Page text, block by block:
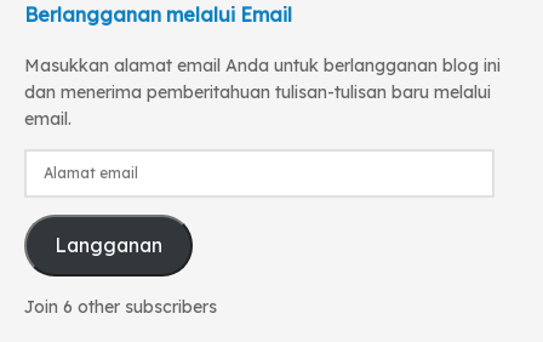
Berlangganan melalui Email
Masukkan alamat email Anda untuk berlangganan blog ini
dan menerima pemberitahuan tulisan-tulisan baru melalui
email.
Alamat
Langganan
Join 6 other subscribers